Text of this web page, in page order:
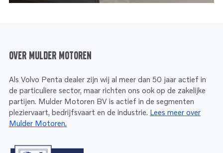
Over Mulder Motoren
Als Volvo Penta dealer zijn wij al meer dan 50 jaar actief in
de particuliere sector, maar richten ons ook op de zakelijke
partijen. Mulder Motoren BV is actief in de segmenten
pleziervaart, bedrijfsvaart en de industrie. Lees meer over
Mulder Motoren.